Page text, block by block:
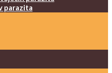
parazita